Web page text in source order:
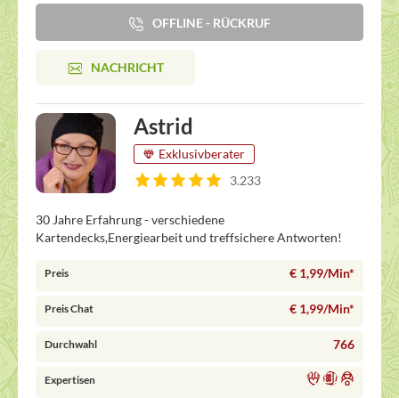
OFFLINE - RÜCKRUF
NACHRICHT
Astrid
Exklusivberater
3.233
30 Jahre Erfahrung - verschiedene
Kartendecks,Energiearbeit und treffsichere Antworten!
Preis € 1,99/Min*
Preis Chat € 1,99/Min*
Durchwahl 766
Expertisen